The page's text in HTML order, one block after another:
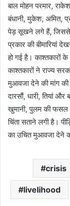
बाल मोहन परमार,
बंधानी, मुकेश, अमित,
पेड़ सूखने लगे हैं,
प्रकार की बीमारियां
हो गई है। काश्तकारों
काश्तकारों ने राज्य
मुआवजा देने की मांग
दारसौं, धारी, तियां
खुमानी, पुलम की फसल
चिंता सताने लगी है।
का उचित मुआवजा देने
crisis
livelihood